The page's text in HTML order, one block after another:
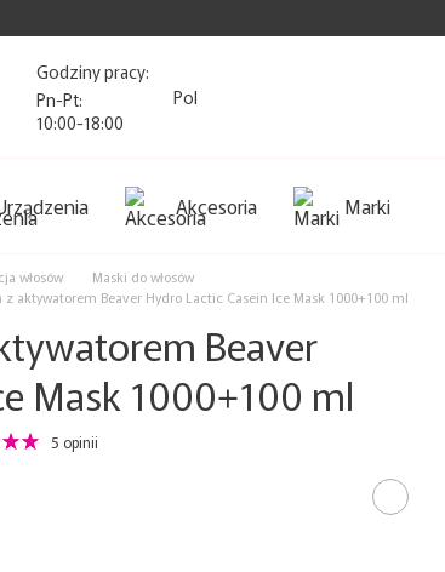
Godziny pracy:
Pn-Pt:
10:00-18:00
Pol
Akcesoria Marki
włosów
Maski do włosów
z aktywatorem Beaver Hydro Lactic Casein Ice Mask 1000+100 ml
Beaver
Mask 1000+100 ml
5 opinii